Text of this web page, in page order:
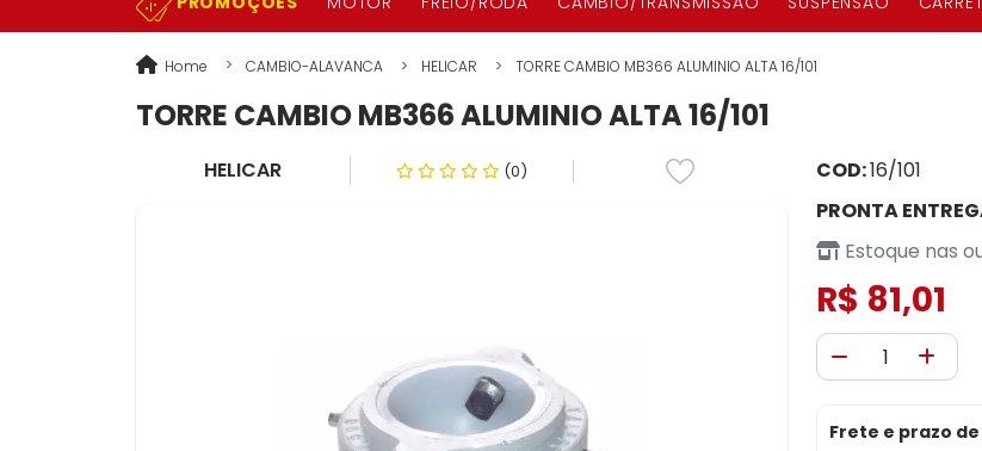
Home CAMBIO-ALAVANCA HELICAR TORRE CAMBIO MB366 ALUMINIO ALTA 16/101
TORRE CAMBIO MB366 ALUMINIO ALTA 16/101
HELICAR (0) COD:16/101
PRONTA
Estoque nas
R$ 81,01
Frete e prazo